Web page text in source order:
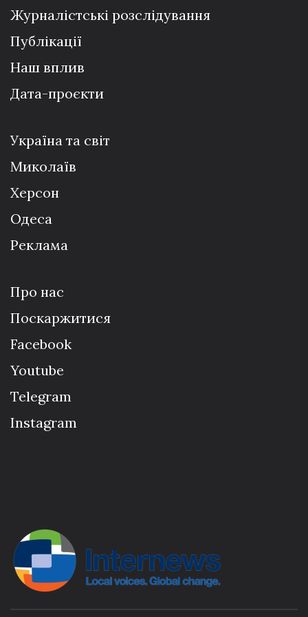
Журналістські розслідування
Публікації
Наш вплив
Дата-проєкти
Україна та світ
Миколаїв
Херсон
Одеса
Реклама
Про нас
Поскаржитися
Facebook
Youtube
Telegram
Instagram